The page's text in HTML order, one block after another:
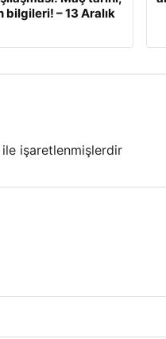
bilgileri! – 13 Aralık
ile işaretlenmişlerdir